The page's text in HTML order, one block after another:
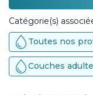
Catégorie(s)
Toutes nos
Couches